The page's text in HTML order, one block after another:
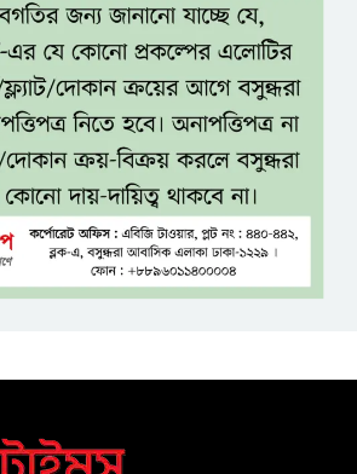
ইলিয়াস আলী গুমের ঘটনা পৃথক
মামলা হিসেবে তদন্তের সিদ্ধান্ত
ট্রাইব্যুনালের
প্রথম শ্রেণিতে ভর্তি হবে লটারিতে,
দ্বিতীয় থেকে নবম শ্রেণিতে থাকছে
ভর্তি পরীক্ষা
৫ শতাংশ মজুরি বৃদ্ধি প্রত্যাখ্যান,
নতুন মজুরি বোর্ড গঠনের দাবি চা
চেক বিতরণ